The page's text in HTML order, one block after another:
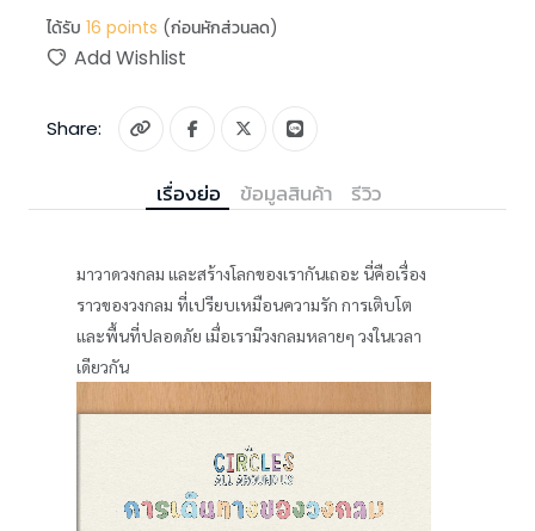
ได้รับ 16 points (ก่อนหักส่วนลด)
Add Wishlist
Share:
เรื่องย่อ ข้อมูลสินค้า รีวิว
มาวาดวงกลม และสร้างโลกของเรากันเถอะ นี่คือเรื่อง
ราวของวงกลม ที่เปรียบเหมือนความรัก การเติบโต
และพื้นที่ปลอดภัย เมื่อเรามีวงกลมหลายๆ วงในเวลา
เดียวกัน